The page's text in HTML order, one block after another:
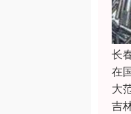
长
在
大
吉